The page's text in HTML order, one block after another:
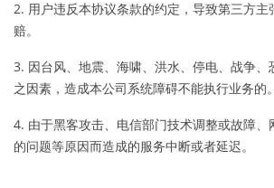
2. 用户违反本协议条款的约定，导致第三方主
赔。
3. 因台风、地震、海啸、洪水、停电、战争、
之因素，造成本公司系统障碍不能执行业务的。
4. 由于黑客攻击、电信部门技术调整或故障、
的问题等原因而造成的服务中断或者延迟。